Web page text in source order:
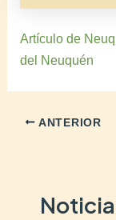
Artículo de
del Neuquén
ANTERIOR